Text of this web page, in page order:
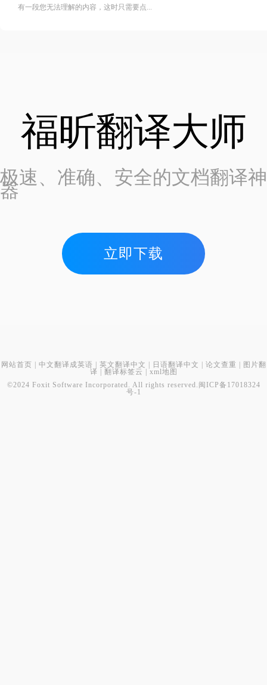
有一段您无法理解的内容，这时只需要点...
福昕翻译大师
极速、准确、安全的文档翻译神
器
立即下载
网站首页 中文翻译成英语 英文翻译中文 日语翻译中文 论文查重
图片翻
译
翻译标签云
xml地图
©2024 Foxit Software Incorporated. All rights reserved. 闽ICP备17018324
号-1